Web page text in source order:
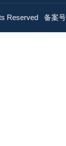
Reserved 备案